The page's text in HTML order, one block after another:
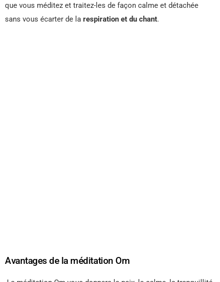
que vous méditez et traitez-les de façon calme et détachée
sans vous écarter de la respiration et du chant.
Avantages de la méditation Om